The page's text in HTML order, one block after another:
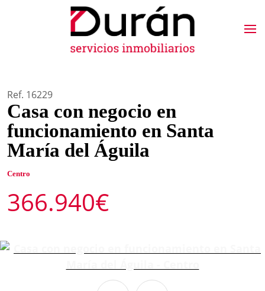
Ref. 16229
Casa con negocio en
funcionamiento en Santa
María del Águila
Centro
366.940€